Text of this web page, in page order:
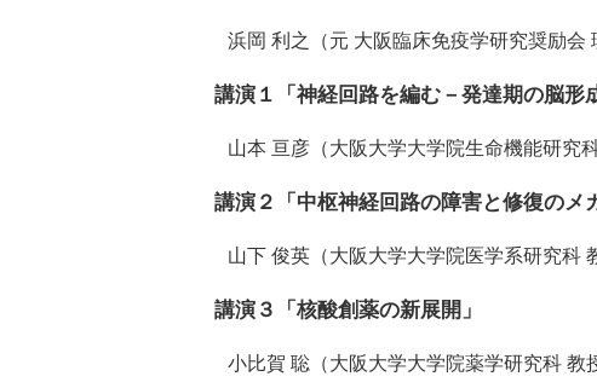
浜岡 利之（元 大阪臨床免疫学研究奨励会
講演１「神経回路を編む－発達期の脳形
山本 亘彦（大阪大学大学院生命機能研究科
講演２「中枢神経回路の障害と修復のメ
山下 俊英（大阪大学大学院医学系研究科
講演３「核酸創薬の新展開」
小比賀 聡（大阪大学大学院薬学研究科 教